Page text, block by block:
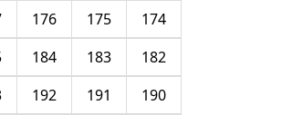
174
175
176
182
183
184
190
191
192